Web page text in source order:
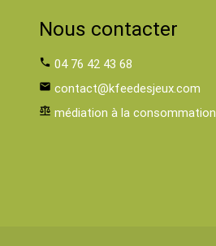
Nous contacter
phone 04 76 42 43 68
email contact@kfeedesjeux.com
balance médiation à la consommation